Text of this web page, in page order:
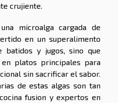
crujiente.
microalga cargada de
en un superalimento
batidos y jugos, sino que
platos principales para
sin sacrificar el sabor.
de estas algas son tan
fusion y expertos en